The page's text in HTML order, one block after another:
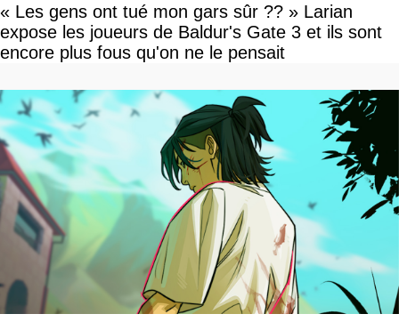
« Les gens ont tué mon gars sûr ?? » Larian
expose les joueurs de Baldur's Gate 3 et ils sont
encore plus fous qu'on ne le pensait